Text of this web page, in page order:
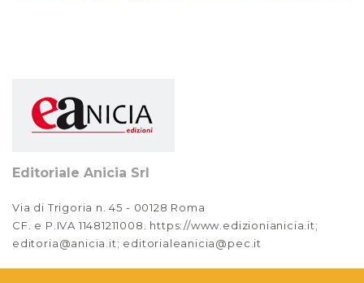
Editoriale Anicia Srl
Via di Trigoria n. 45 - 00128 Roma
CF. e P.IVA 11481211008. https://www.edizionianicia.it;
editoria@anicia.it; editorialeanicia@pec.it